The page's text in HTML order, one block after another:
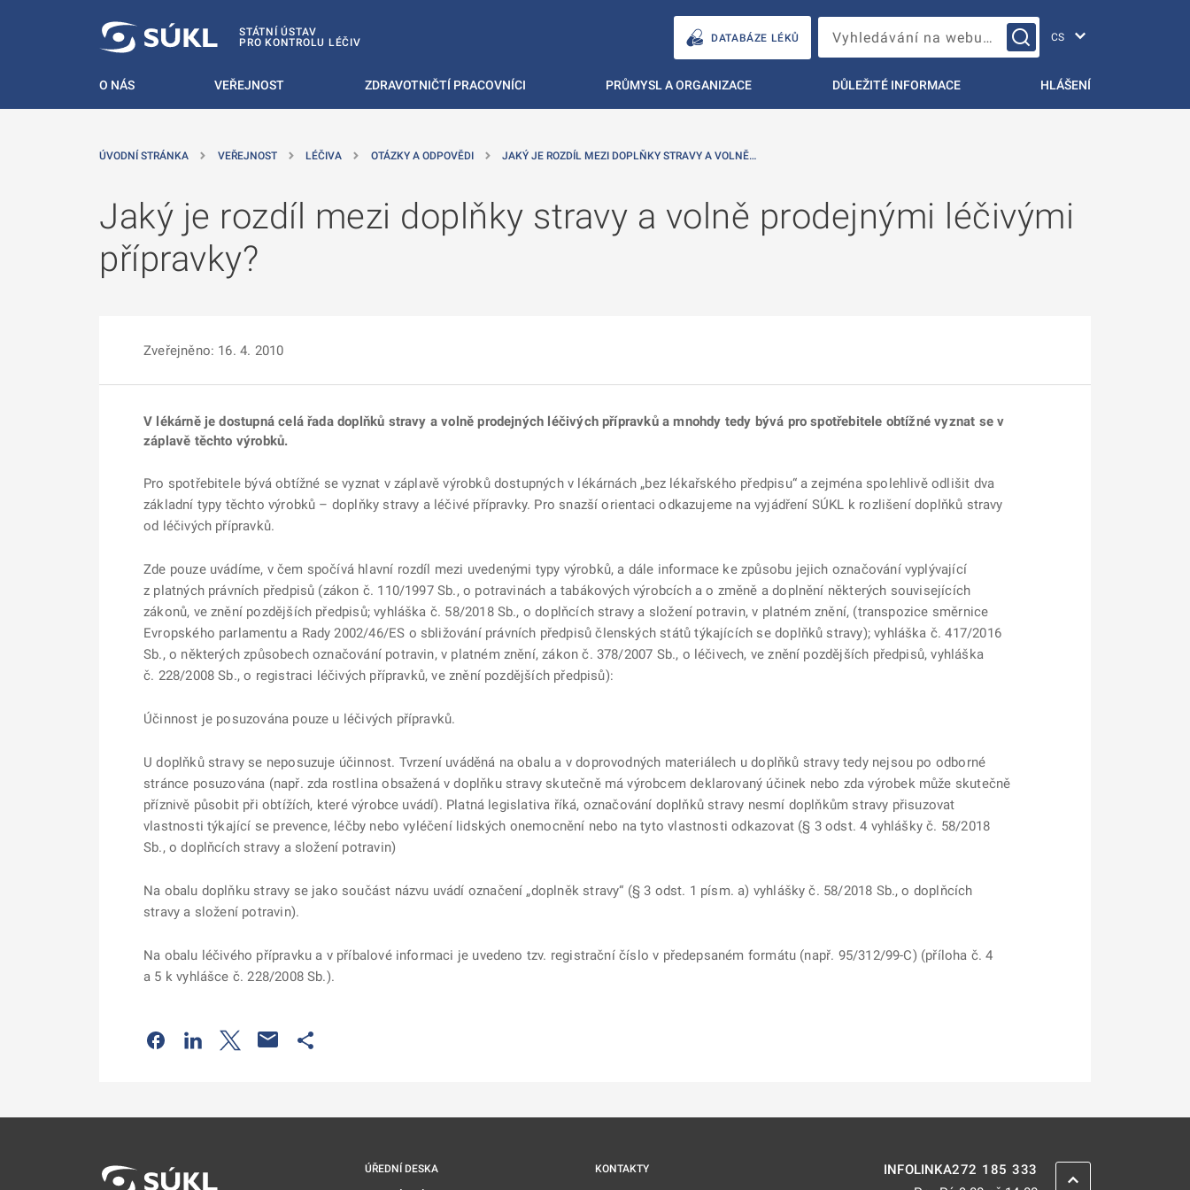
STÁTNÍ ÚSTAV
PRO KONTROLU LÉČIV
DATABÁZE LÉKŮ Vyhledávání na webu…
O NÁS VEŘEJNOST ZDRAVOTNIČTÍ PRACOVNÍCI PRŮMYSL A ORGANIZACE DŮLEŽITÉ INFORMACE HLÁŠENÍ
ÚVODNÍ STRÁNKA VEŘEJNOST LÉČIVA OTÁZKY A ODPOVĚDI JAKÝ JE ROZDÍL MEZI DOPLŇKY STRAVY A VOLNĚ…
Jaký je rozdíl mezi doplňky stravy a volně prodejnými léčivými
přípravky?
Zveřejněno: 16. 4. 2010
V lékárně je dostupná celá řada doplňků stravy a volně prodejných léčivých přípravků a mnohdy tedy bývá pro spotřebitele obtížné vyznat se v
záplavě těchto výrobků.
Pro spotřebitele bývá obtížné se vyznat v záplavě výrobků dostupných v lékárnách „bez lékařského předpisu“ a zejména spolehlivě odlišit dva
základní typy těchto výrobků – doplňky stravy a léčivé přípravky. Pro snazší orientaci odkazujeme na vyjádření SÚKL k rozlišení doplňků stravy
od léčivých přípravků.
Zde pouze uvádíme, v čem spočívá hlavní rozdíl mezi uvedenými typy výrobků, a dále informace ke způsobu jejich označování vyplývající
z platných právních předpisů (zákon č. 110/1997 Sb., o potravinách a tabákových výrobcích a o změně a doplnění některých souvisejících
zákonů, ve znění pozdějších předpisů; vyhláška č. 58/2018 Sb., o doplňcích stravy a složení potravin, v platném znění, (transpozice směrnice
Evropského parlamentu a Rady 2002/46/ES o sbližování právních předpisů členských států týkajících se doplňků stravy); vyhláška č. 417/2016
Sb., o některých způsobech označování potravin, v platném znění, zákon č. 378/2007 Sb., o léčivech, ve znění pozdějších předpisů, vyhláška
č. 228/2008 Sb., o registraci léčivých přípravků, ve znění pozdějších předpisů):
Účinnost je posuzována pouze u léčivých přípravků.
U doplňků stravy se neposuzuje účinnost. Tvrzení uváděná na obalu a v doprovodných materiálech u doplňků stravy tedy nejsou po odborné
stránce posuzována (např. zda rostlina obsažená v doplňku stravy skutečně má výrobcem deklarovaný účinek nebo zda výrobek může skutečně
příznivě působit při obtížích, které výrobce uvádí). Platná legislativa říká, označování doplňků stravy nesmí doplňkům stravy přisuzovat
vlastnosti týkající se prevence, léčby nebo vyléčení lidských onemocnění nebo na tyto vlastnosti odkazovat (§ 3 odst. 4 vyhlášky č. 58/2018
Sb., o doplňcích stravy a složení potravin)
Na obalu doplňku stravy se jako součást názvu uvádí označení „doplněk stravy“ (§ 3 odst. 1 písm. a) vyhlášky č. 58/2018 Sb., o doplňcích
stravy a složení potravin).
Na obalu léčivého přípravku a v příbalové informaci je uvedeno tzv. registrační číslo v předepsaném formátu (např. 95/312/99-C) (příloha č. 4
a 5 k vyhlášce č. 228/2008 Sb.).
Odkaz se otevře na nové kartě
Odkaz se otevře na nové kartě
Odkaz se otevře na nové kartě
ÚŘEDNÍ DESKA KONTAKTY INFOLINKA272 185 333
ZPĚT NAHORU